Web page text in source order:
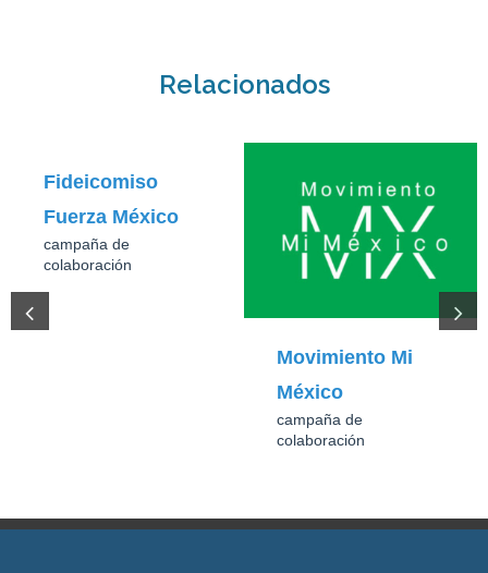
Relacionados
Fideicomiso
Fuerza México
campaña de
colaboración
Movimiento Mi
México
campaña de
colaboración